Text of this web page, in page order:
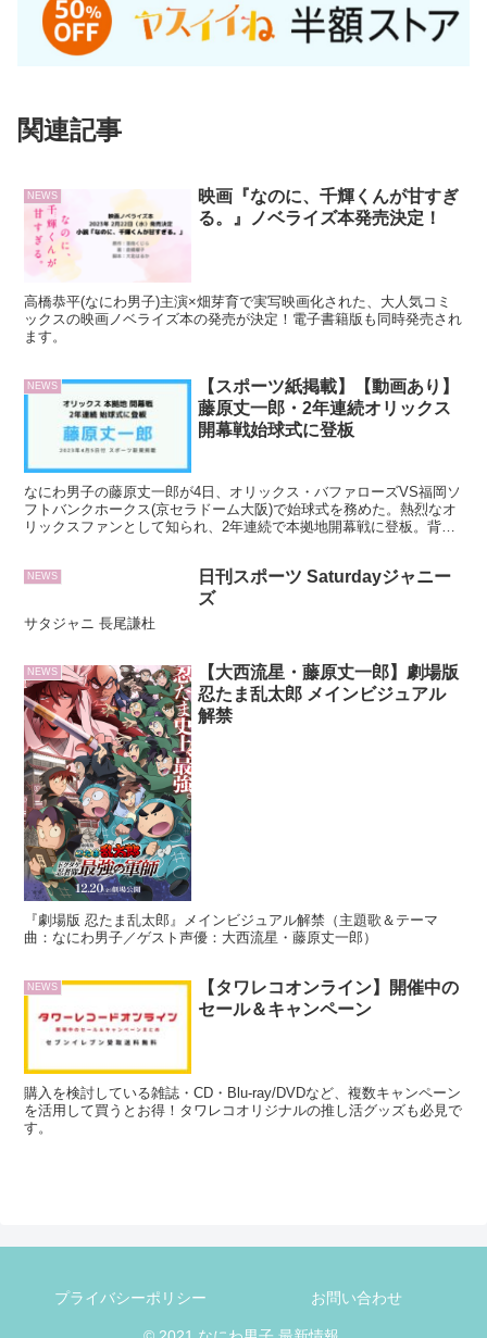
関連記事
NEWS
映画『なのに、千輝くんが甘すぎ
る。』ノベライズ本発売決定！
高橋恭平(なにわ男子)主演×畑芽育で実写映画化された、大人気コミ
ックスの映画ノベライズ本の発売が決定！電子書籍版も同時発売され
ます。
NEWS
【スポーツ紙掲載】【動画あり】
藤原丈一郎・2年連続オリックス
開幕戦始球式に登板
なにわ男子の藤原丈一郎が4日、オリックス・バファローズVS福岡ソ
フトバンクホークス(京セラドーム大阪)で始球式を務めた。熱烈なオ
リックスファンとして知られ、2年連続で本拠地開幕戦に登板。背番
NEWS
日刊スポーツ Saturdayジャニー
ズ
サタジャニ 長尾謙杜
NEWS
【大西流星・藤原丈一郎】劇場版
忍たま乱太郎 メインビジュアル
解禁
『劇場版 忍たま乱太郎』メインビジュアル解禁（主題歌＆テーマ
曲：なにわ男子／ゲスト声優：大西流星・藤原丈一郎）
NEWS
【タワレコオンライン】開催中の
セール＆キャンペーン
購入を検討している雑誌・CD・Blu-ray/DVDなど、複数キャンペーン
を活用して買うとお得！タワレコオリジナルの推し活グッズも必見で
す。
プライバシーポリシー お問い合わせ